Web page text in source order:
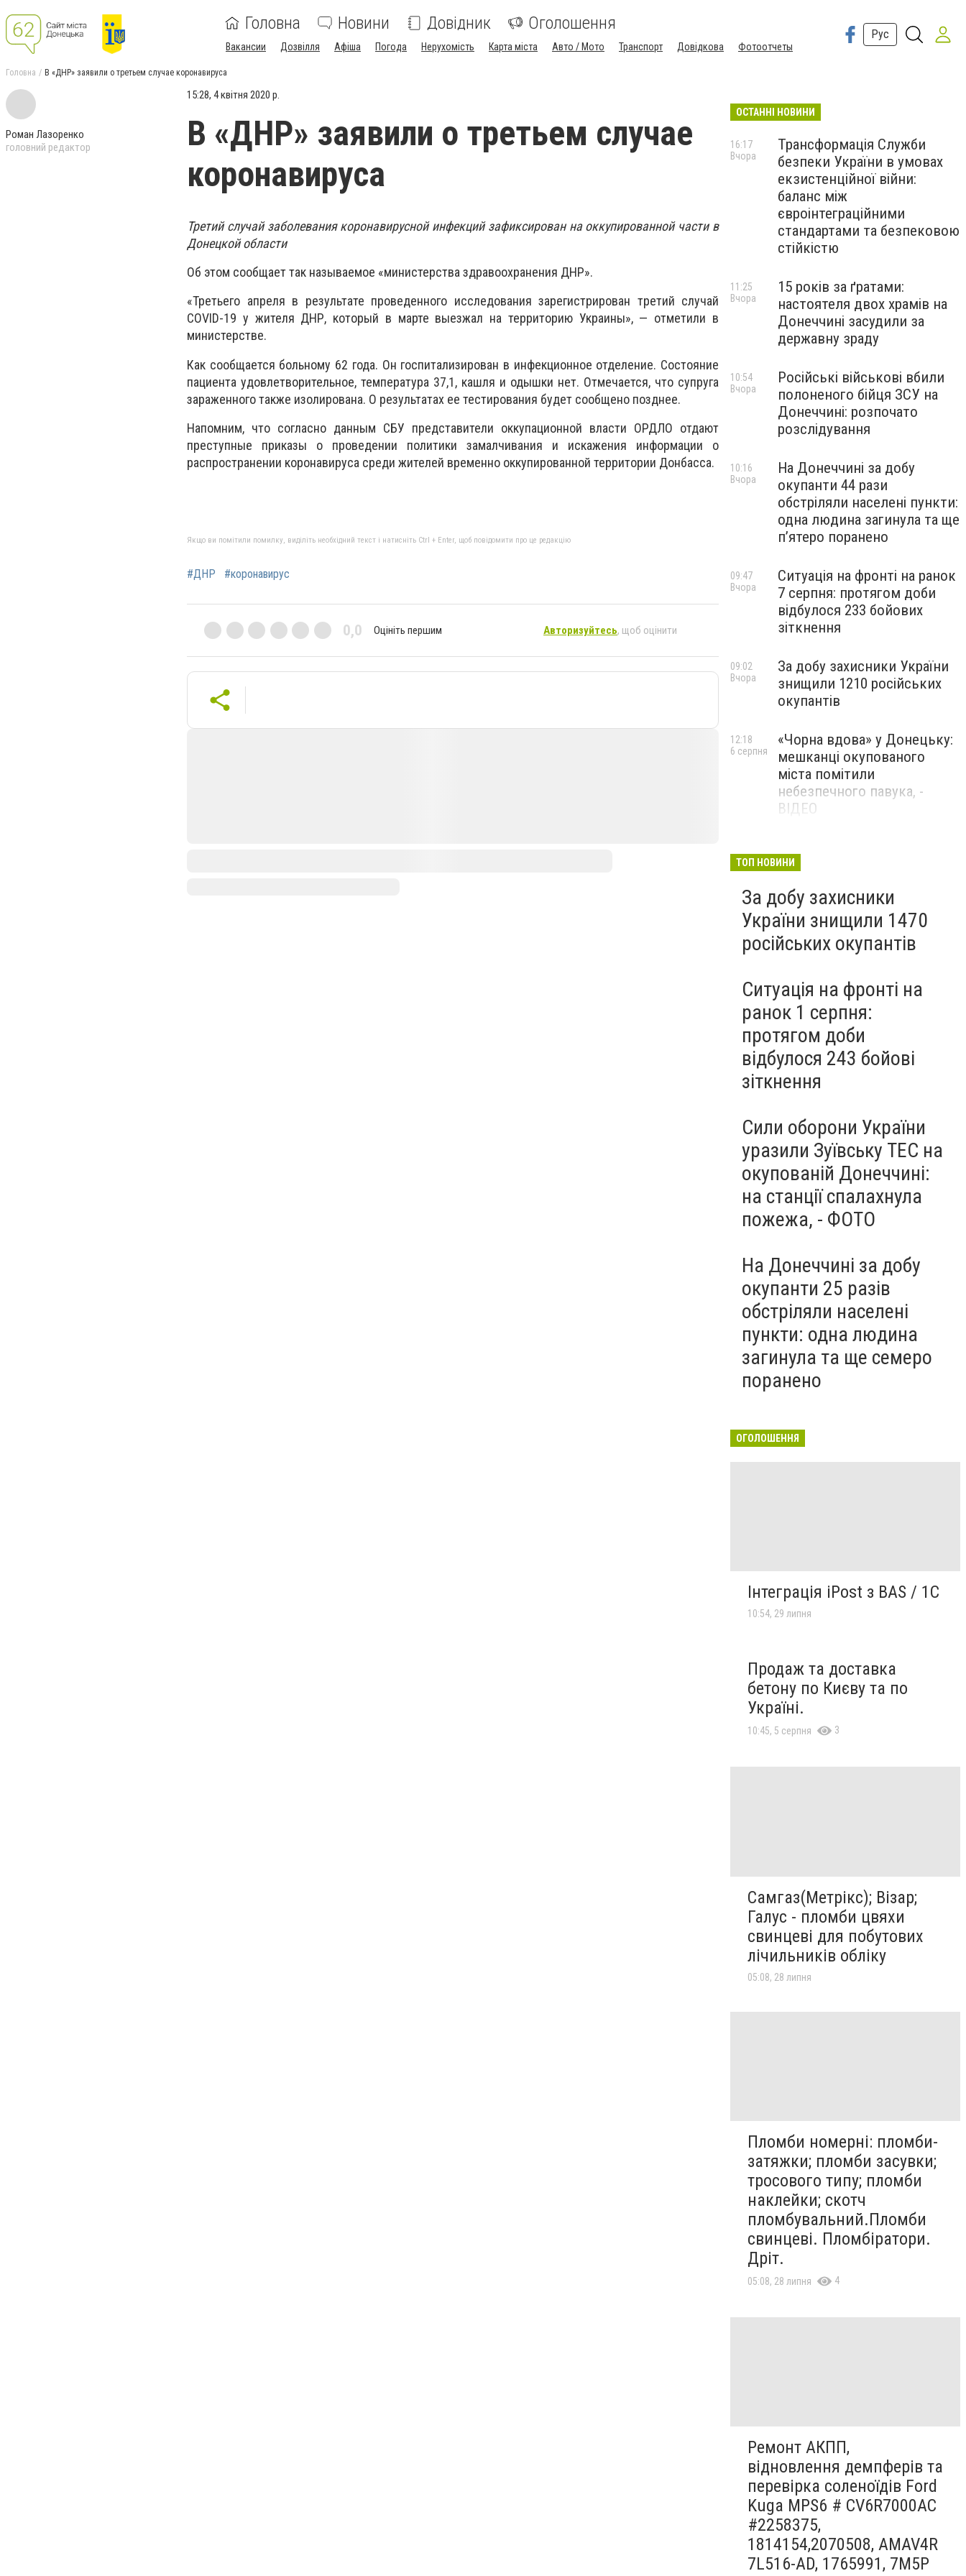
Головна Новини Довідник Оголошення
Вакансии Дозвілля Афіша Погода Нерухомість Карта міста Авто / Мото Транспорт Довідкова Фотоотчеты
Рус
Головна В «ДНР» заявили о третьем случае коронавируса
Роман Лазоренко
головний редактор
15:28, 4 квітня 2020 р.
В «ДНР» заявили о третьем случае
коронавируса
Третий случай заболевания коронавирусной инфекций зафиксирован на оккупированной части в
Донецкой области
Об этом сообщает так называемое «министерства здравоохранения ДНР».
«Третьего апреля в результате проведенного исследования зарегистрирован третий случай
COVID-19 у жителя ДНР, который в марте выезжал на территорию Украины», — отметили в
министерстве.
Как сообщается больному 62 года. Он госпитализирован в инфекционное отделение. Состояние
пациента удовлетворительное, температура 37,1, кашля и одышки нет. Отмечается, что супруга
зараженного также изолирована. О результатах ее тестирования будет сообщено позднее.
Напомним, что согласно данным СБУ представители оккупационной власти ОРДЛО отдают
преступные приказы о проведении политики замалчивания и искажения информации о
распространении коронавируса среди жителей временно оккупированной территории Донбасса.
Якщо ви помітили помилку, виділіть необхідний текст і натисніть Ctrl + Enter, щоб повідомити про це редакцію
#ДНР #коронавирус
0,0 Оцініть першим Авторизуйтесь, щоб оцінити
ОСТАННІ НОВИНИ
Трансформація Служби
безпеки України в умовах
екзистенційної війни:
баланс між
євроінтеграційними
стандартами та безпековою
стійкістю
16:17
Вчора
15 років за ґратами:
настоятеля двох храмів на
Донеччині засудили за
державну зраду
11:25
Вчора
Російські військові вбили
полоненого бійця ЗСУ на
Донеччині: розпочато
розслідування
10:54
Вчора
На Донеччині за добу
окупанти 44 рази
обстріляли населені пункти:
одна людина загинула та ще
пʼятеро поранено
10:16
Вчора
Ситуація на фронті на ранок
7 серпня: протягом доби
відбулося 233 бойових
зіткнення
09:47
Вчора
За добу захисники України
знищили 1210 російських
окупантів
09:02
Вчора
«Чорна вдова» у Донецьку:
мешканці окупованого
міста помітили
небезпечного павука, -
ВІДЕО
12:18
6 серпня
засудили до 8 років
метадону
6 серпня
ТОП НОВИНИ
За добу захисники
України знищили 1470
російських окупантів
Ситуація на фронті на
ранок 1 серпня:
протягом доби
відбулося 243 бойові
зіткнення
Сили оборони України
уразили Зуївську ТЕС на
окупованій Донеччині:
на станції спалахнула
пожежа, - ФОТО
На Донеччині за добу
окупанти 25 разів
обстріляли населені
пункти: одна людина
загинула та ще семеро
поранено
ОГОЛОШЕННЯ
Інтеграція iPost з BAS / 1C
10:54, 29 липня
Продаж та доставка
бетону по Києву та по
Україні.
10:45, 5 серпня 3
Самгаз(Метрікс); Візар;
Галус - пломби цвяхи
свинцеві для побутових
лічильників обліку
05:08, 28 липня
Пломби номерні: пломби-
затяжки; пломби засувки;
тросового типу; пломби
наклейки; скотч
пломбувальний.Пломби
свинцеві. Пломбіратори.
Дріт.
05:08, 28 липня 4
Ремонт АКПП,
відновлення демпферів та
перевірка соленоїдів Ford
Kuga MPS6 # CV6R7000AC
#2258375,
1814154,2070508, AMAV4R
7L516-AD, 1765991, 7M5P